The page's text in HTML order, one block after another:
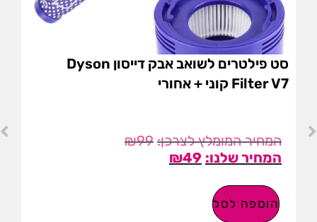
סט פילטרים לשואב אבק דייסון Dyson
Filter V7 קוני + אחורי
₪99
₪49
הוספה לסל